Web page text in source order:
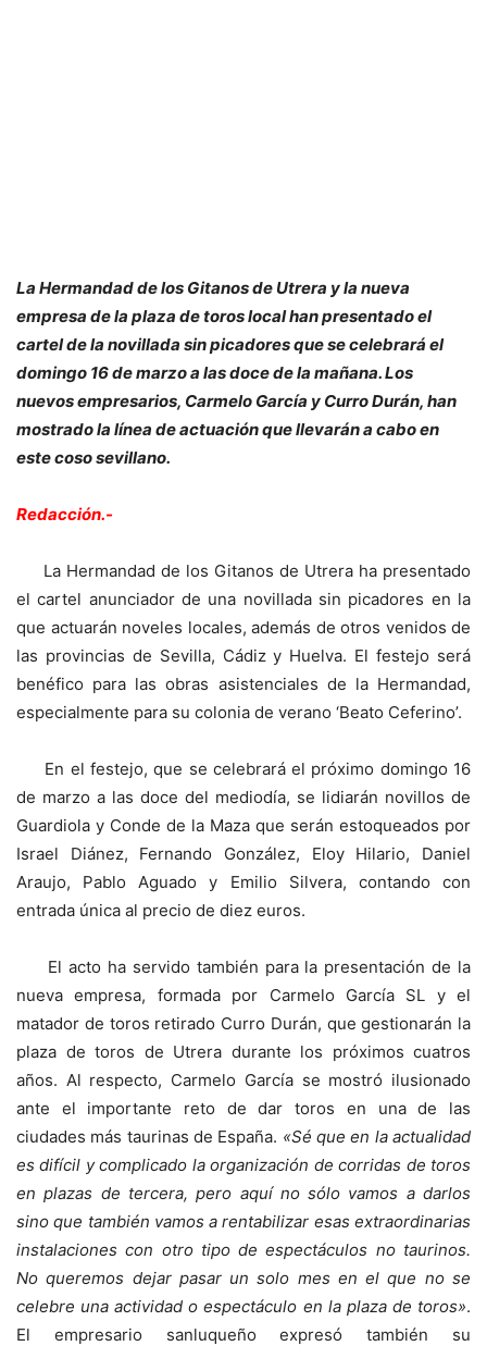
La Hermandad de los Gitanos de Utrera y la nueva
empresa de la plaza de toros local han presentado el
cartel de la novillada sin picadores que se celebrará el
domingo 16 de marzo a las doce de la mañana. Los
nuevos empresarios, Carmelo García y Curro Durán, han
mostrado la línea de actuación que llevarán a cabo en
este coso sevillano.
Redacción.-
La Hermandad de los Gitanos de Utrera ha presentado
el cartel anunciador de una novillada sin picadores en la
que actuarán noveles locales, además de otros venidos de
las provincias de Sevilla, Cádiz y Huelva. El festejo será
benéfico para las obras asistenciales de la Hermandad,
especialmente para su colonia de verano ‘Beato Ceferino’.
En el festejo, que se celebrará el próximo domingo 16
de marzo a las doce del mediodía, se lidiarán novillos de
Guardiola y Conde de la Maza que serán estoqueados por
Israel Diánez, Fernando González, Eloy Hilario, Daniel
Araujo, Pablo Aguado y Emilio Silvera, contando con
entrada única al precio de diez euros.
El acto ha servido también para la presentación de la
nueva empresa, formada por Carmelo García SL y el
matador de toros retirado Curro Durán, que gestionarán la
plaza de toros de Utrera durante los próximos cuatros
años. Al respecto, Carmelo García se mostró ilusionado
ante el importante reto de dar toros en una de las
ciudades más taurinas de España. «Sé que en la actualidad
es difícil y complicado la organización de corridas de toros
en plazas de tercera, pero aquí no sólo vamos a darlos
sino que también vamos a rentabilizar esas extraordinarias
instalaciones con otro tipo de espectáculos no taurinos.
No queremos dejar pasar un solo mes en el que no se
celebre una actividad o espectáculo en la plaza de toros».
El empresario sanluqueño expresó también su